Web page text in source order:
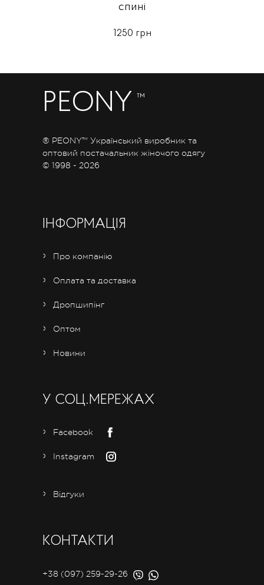
спині
1250 грн
PEONY ™
® PEONY™ Український виробник та
оптовий постачальник жіночого одягу
© 1998 - 2026
ІНФОРМАЦІЯ
Про компанію
Оплата та доставка
Дропшипінг
Оптом
Новини
У СОЦ.МЕРЕЖАХ
Facebook
Instagram
Відгуки
КОНТАКТИ
+38 (097) 259-29-26